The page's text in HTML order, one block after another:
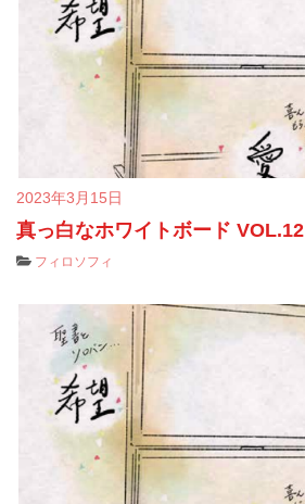
2023年3月15日
真っ白なホワイトボード VOL.12
フィロソフィ